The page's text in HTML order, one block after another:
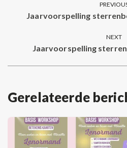
navigation
Jaarvoorspelling
NEXT
Jaarvoorspelling
Gerelateerde